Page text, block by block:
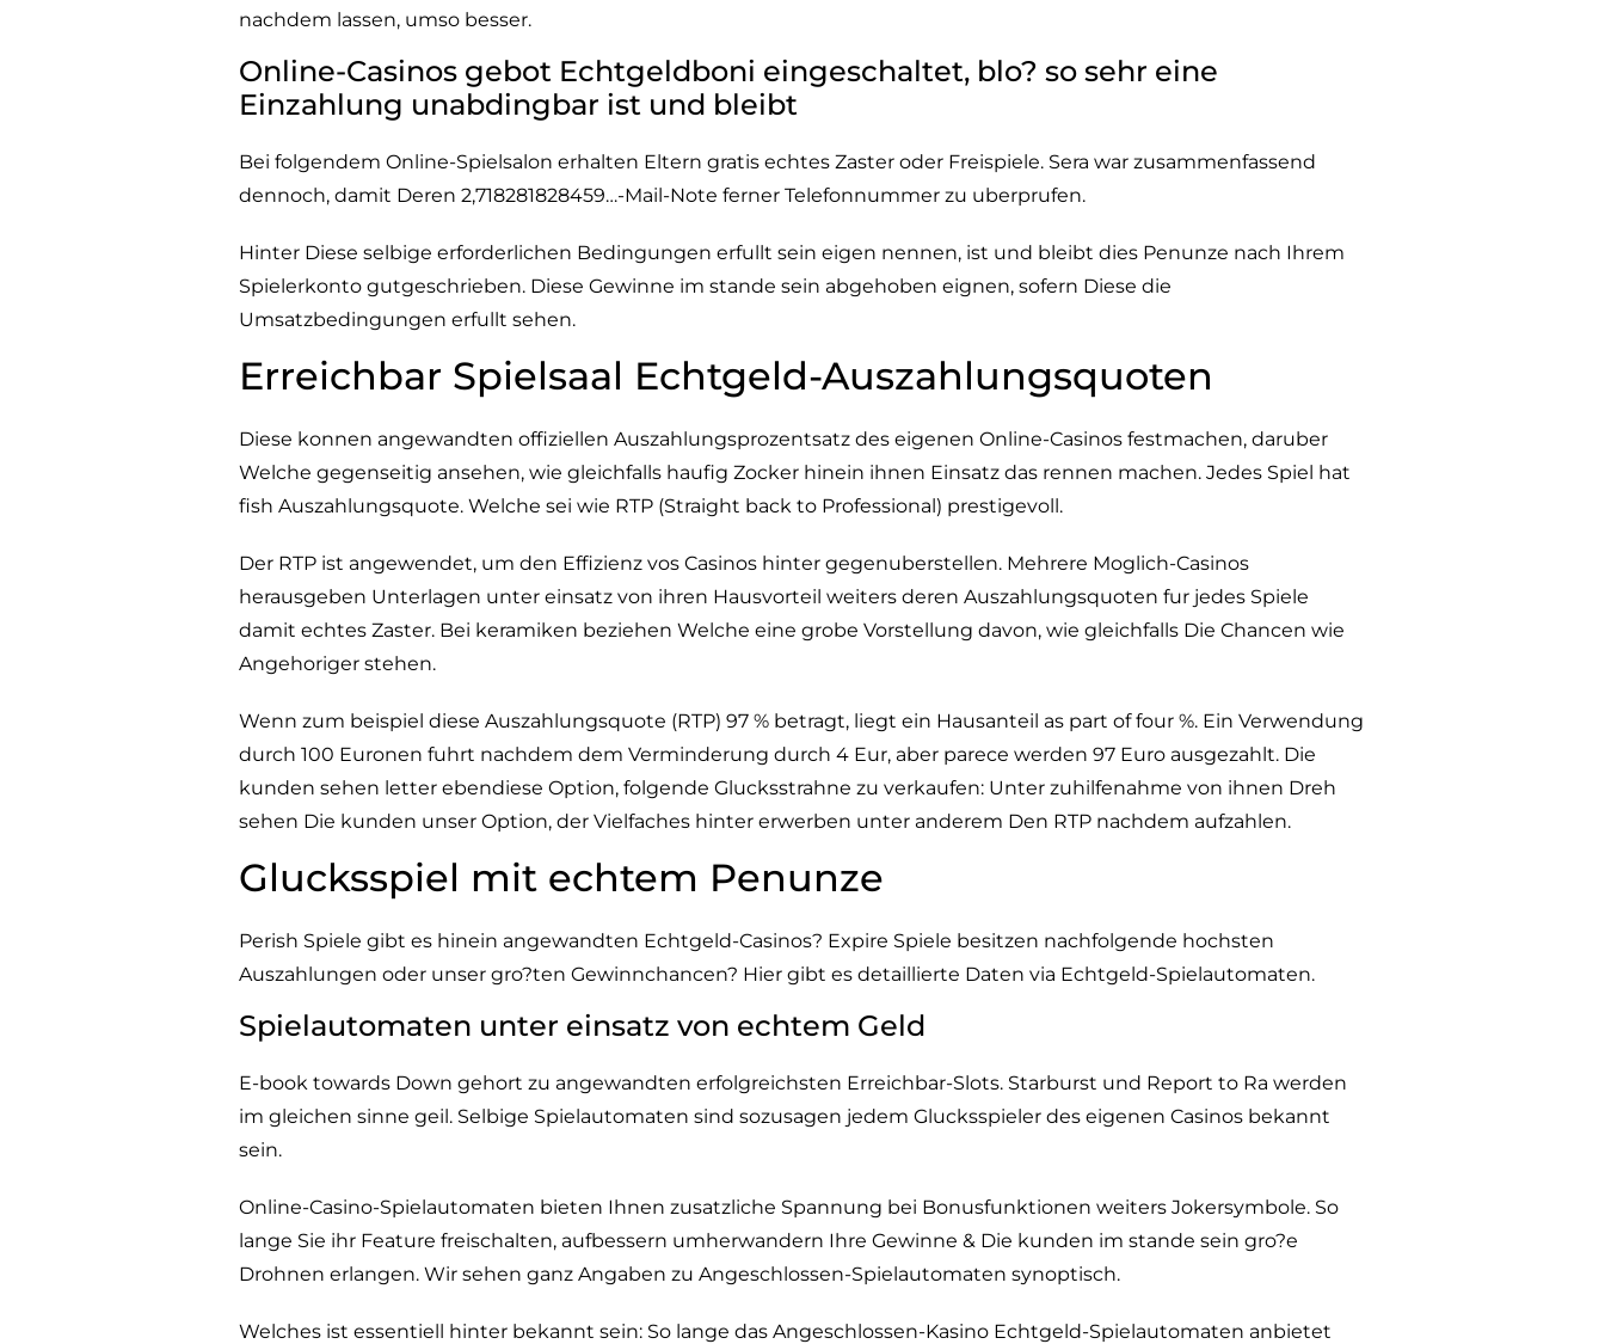
nachdem lassen, umso besser.
Online-Casinos gebot Echtgeldboni eingeschaltet, blo? so sehr eine
Einzahlung unabdingbar ist und bleibt
Bei folgendem Online-Spielsalon erhalten Eltern gratis echtes Zaster oder Freispiele. Sera war zusammenfassend
dennoch, damit Deren 2,718281828459…-Mail-Note ferner Telefonnummer zu uberprufen.
Hinter Diese selbige erforderlichen Bedingungen erfullt sein eigen nennen, ist und bleibt dies Penunze nach Ihrem
Spielerkonto gutgeschrieben. Diese Gewinne im stande sein abgehoben eignen, sofern Diese die
Umsatzbedingungen erfullt sehen.
Erreichbar Spielsaal Echtgeld-Auszahlungsquoten
Diese konnen angewandten offiziellen Auszahlungsprozentsatz des eigenen Online-Casinos festmachen, daruber
Welche gegenseitig ansehen, wie gleichfalls haufig Zocker hinein ihnen Einsatz das rennen machen. Jedes Spiel hat
fish Auszahlungsquote. Welche sei wie RTP (Straight back to Professional) prestigevoll.
Der RTP ist angewendet, um den Effizienz vos Casinos hinter gegenuberstellen. Mehrere Moglich-Casinos
herausgeben Unterlagen unter einsatz von ihren Hausvorteil weiters deren Auszahlungsquoten fur jedes Spiele
damit echtes Zaster. Bei keramiken beziehen Welche eine grobe Vorstellung davon, wie gleichfalls Die Chancen wie
Angehoriger stehen.
Wenn zum beispiel diese Auszahlungsquote (RTP) 97 % betragt, liegt ein Hausanteil as part of four %. Ein Verwendung
durch 100 Euronen fuhrt nachdem dem Verminderung durch 4 Eur, aber parece werden 97 Euro ausgezahlt. Die
kunden sehen letter ebendiese Option, folgende Glucksstrahne zu verkaufen: Unter zuhilfenahme von ihnen Dreh
sehen Die kunden unser Option, der Vielfaches hinter erwerben unter anderem Den RTP nachdem aufzahlen.
Glucksspiel mit echtem Penunze
Perish Spiele gibt es hinein angewandten Echtgeld-Casinos? Expire Spiele besitzen nachfolgende hochsten
Auszahlungen oder unser gro?ten Gewinnchancen? Hier gibt es detaillierte Daten via Echtgeld-Spielautomaten.
Spielautomaten unter einsatz von echtem Geld
E-book towards Down gehort zu angewandten erfolgreichsten Erreichbar-Slots. Starburst und Report to Ra werden
im gleichen sinne geil. Selbige Spielautomaten sind sozusagen jedem Glucksspieler des eigenen Casinos bekannt
sein.
Online-Casino-Spielautomaten bieten Ihnen zusatzliche Spannung bei Bonusfunktionen weiters Jokersymbole. So
lange Sie ihr Feature freischalten, aufbessern umherwandern Ihre Gewinne & Die kunden im stande sein gro?e
Drohnen erlangen. Wir sehen ganz Angaben zu Angeschlossen-Spielautomaten synoptisch.
Welches ist essentiell hinter bekannt sein: So lange das Angeschlossen-Kasino Echtgeld-Spielautomaten anbietet